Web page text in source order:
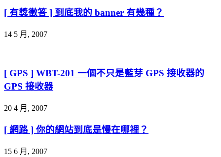
[ 有獎徵答 ] 到底我的 banner 有幾種？
14 5 月, 2007
[ GPS ] WBT-201 一個不只是藍芽 GPS 接收器的
GPS 接收器
20 4 月, 2007
[ 網路 ] 你的網站到底是慢在哪裡？
15 6 月, 2007